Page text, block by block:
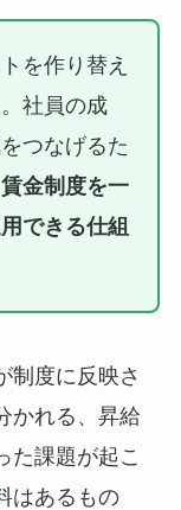
を作り替え
社員の成
つなげるた
金制度を一
できる仕組
制度に反映さ
かれる、昇給
た課題が起こ
はあるもの